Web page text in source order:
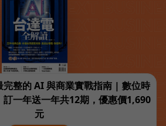
完整的 AI 與商業實戰指南 | 數位時
一年送一年共12期，優惠價1,690
元